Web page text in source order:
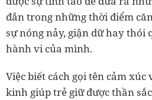
đắn trong những thời điểm
sự nóng nảy, giận dữ hay thói
hành vi của mình.
Việc biết cách gọi tên cảm
kinh giúp trẻ giữ được thần